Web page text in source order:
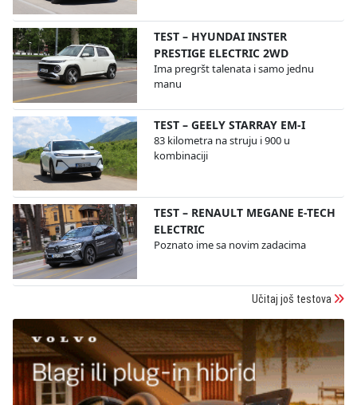
TEST – HYUNDAI INSTER
PRESTIGE ELECTRIC 2WD
Ima pregršt talenata i samo jednu
manu
TEST – GEELY STARRAY EM-I
83 kilometra na struju i 900 u
kombinaciji
TEST – RENAULT MEGANE E-TECH
ELECTRIC
Poznato ime sa novim zadacima
Učitaj još testova